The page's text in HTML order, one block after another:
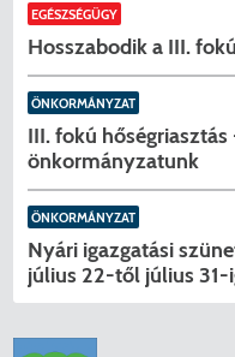
EGÉSZSÉGÜGY
Hosszabodik a III.
ÖNKORMÁNYZAT
III. fokú
önkormányzatunk
ÖNKORMÁNYZAT
Nyári igazgatási
július 22-től július 31-